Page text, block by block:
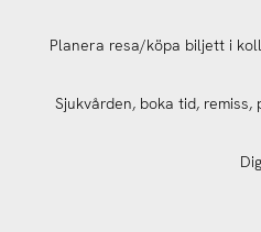
Planera resa/köpa biljett i
Sjukvården, boka tid, remiss,